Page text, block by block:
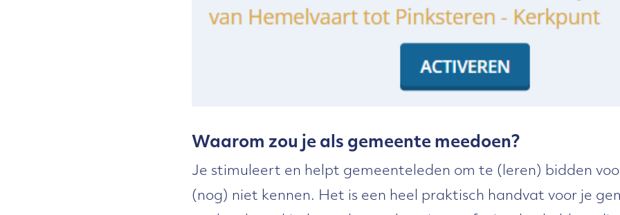
Waarom zou je als gemeente meedoen?
Je stimuleert en helpt gemeenteleden om te (leren) bidden
(nog) niet kennen. Het is een heel praktisch handvat voor je